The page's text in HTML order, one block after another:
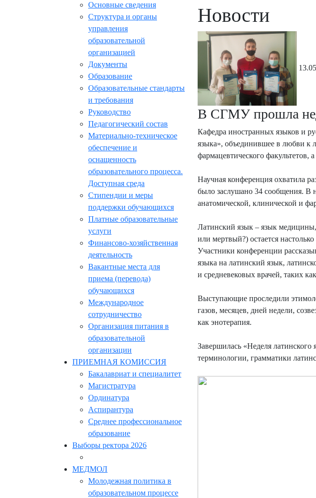
Основные сведения
Структура и органы
управления
образовательной
организацией
Документы
Образование
Образовательные стандарты
и требования
Руководство
Педагогический состав
Материально-техническое
обеспечение и
оснащенность
образовательного процесса.
Доступная среда
Стипендии и меры
поддержки обучающихся
Платные образовательные
услуги
Финансово-хозяйственная
деятельность
Вакантные места для
приема (перевода)
обучающихся
Международное
сотрудничество
Организация питания в
образовательной
организации
ПРИЕМНАЯ КОМИССИЯ
Бакалавриат и специалитет
Магистратура
Ординатура
Аспирантура
Среднее профессиональное
образование
Выборы ректора 2026
МЕДМОЛ
Молодежная политика в
образовательном процессе
Новости
В СГМУ прошла
Кафедра иностранных языков и
языка», объединившее в любви к
фармацевтического факультетов,
Научная конференция охватила
было заслушано 34 сообщения. В
анатомической, клинической и
Латинский язык – язык медицины,
или мертвый?) остается
Участники конференции
языка на латинский язык,
и средневековых врачей, таких
Выступающие проследили
газов, месяцев, дней недели,
как энотерапия.
Завершилась «Неделя латинского
терминологии, грамматики